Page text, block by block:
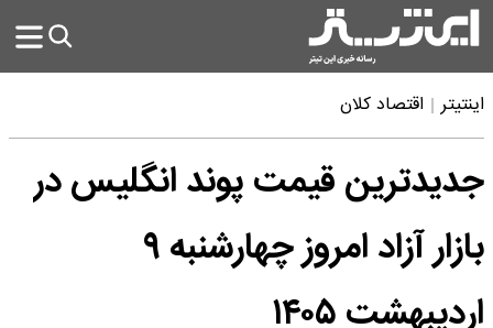
اینتیتر اقتصاد کلان
جدیدترین قیمت پوند انگلیس در
بازار آزاد امروز چهارشنبه ۹
اردیبهشت ۱۴۰۵